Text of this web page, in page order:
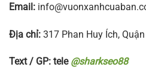
Email:
Địa chỉ: 317 Phan Huy Ích,
Text / GP: tele @sharkseo88